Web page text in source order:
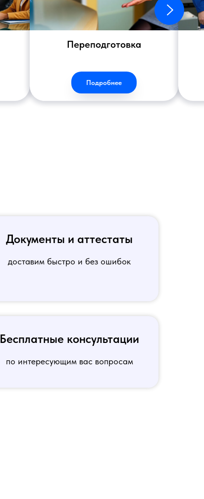
Переподготовка
Подробнее
Документы и аттестаты
доставим быстро и без ошибок
Бесплатные консультации
по интересующим вас вопросам